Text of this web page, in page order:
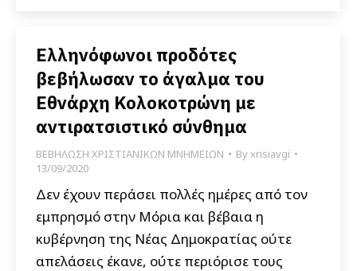
Ελληνόφωνοι προδότες
βεβήλωσαν το άγαλμα του
Εθνάρχη Κολοκοτρώνη με
αντιρατσιστικό σύνθημα
ΒΕΒΗΛΩΣΗ ΧΡΙΣΤΙΑΝΙΚΩΝ ΜΝΗΜΕΙΩΝ Byxrisiavgi
13/09/2020
Δεν έχουν περάσει πολλές ημέρες από τον
εμπρησμό στην Μόρια και βέβαια η
κυβέρνηση της Νέας Δημοκρατίας ούτε
απελάσεις έκανε, ούτε περιόρισε τους